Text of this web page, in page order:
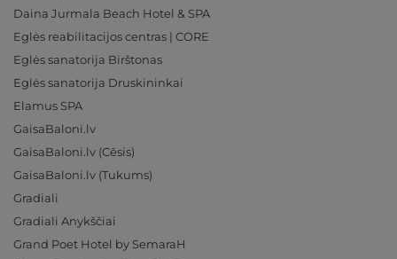
Daina Jurmala Beach Hotel & SPA
Eglės reabilitacijos centras | CORE
Eglės sanatorija Birštonas
Eglės sanatorija Druskininkai
Elamus SPA
GaisaBaloni.lv
GaisaBaloni.lv (Cēsis)
GaisaBaloni.lv (Tukums)
Gradiali
Gradiali Anykščiai
Grand Poet Hotel by SemaraH